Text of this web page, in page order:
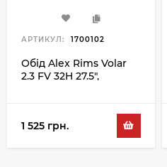
АРТИКУЛ: 1700102
Обід Alex Rims Volar
2.3 FV 32H 27.5",
1 525 грн.